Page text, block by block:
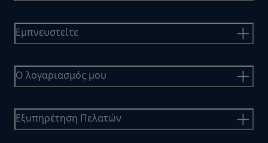
Εμπνευστείτε
Ο λογαριασμός μου
Εξυπηρέτηση Πελατών